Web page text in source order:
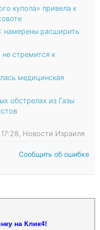
купола» привела к
намерены расширить
стремится к
медицинская
обстрелах из Газы
Новости Израиля
Сообщить об ошибке
на Клик4!